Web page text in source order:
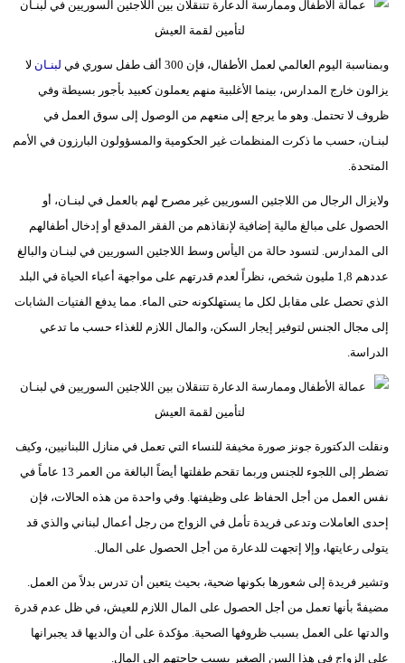
وبمناسبة اليوم العالمي لعمل الأطفال، فإن 300 ألف طفل سوري في لبنـان لا
يزالون خارج المدارس، بينما الأغلبية منهم يعملون كعبيد بأجور بسيطة وفي
ظروف لا تحتمل. وهو ما يرجع إلى منعهم من الوصول إلى سوق العمل في
لبنـان، حسب ما ذكرت المنظمات غير الحكومية والمسؤولون البارزون في الأمم
المتحدة.
ولايزال الرجال من اللاجئين السوريين غير مصرح لهم بالعمل في لبنـان، أو
الحصول على مبالغ مالية إضافية لإنقاذهم من الفقر المدقع أو إدخال أطفالهم
الى المدارس. لتسود حالة من اليأس وسط اللاجئين السوريين في لبنـان والبالغ
عددهم 1,8 مليون شخص، نظراً لعدم قدرتهم على مواجهة أعباء الحياة في البلد
الذي تحصل على مقابل لكل ما يستهلكونه حتى الماء. مما يدفع الفتيات الشابات
إلى مجال الجنس لتوفير إيجار السكن، والمال اللازم للغذاء حسب ما تدعي
الدراسة.
ونقلت الدكتورة جونز صورة مخيفة للنساء التي تعمل في منازل اللبنانيين، وكيف
تضطر إلى اللجوء للجنس وربما تقحم طفلتها أيضاً البالغة من العمر 13 عاماً في
نفس العمل من أجل الحفاظ على وظيفتها. وفي واحدة من هذه الحالات، فإن
إحدى العاملات وتدعى فريدة تأمل في الزواج من رجل أعمال لبناني والذي قد
يتولى رعايتها، وإلا إتجهت للدعارة من أجل الحصول على المال.
وتشير فريدة إلى شعورها بكونها ضحية، بحيث يتعين أن تدرس بدلاً من العمل.
مضيفةً بأنها تعمل من أجل الحصول على المال اللازم للعيش، في ظل عدم قدرة
والدتها على العمل بسبب ظروفها الصحية. مؤكدة على أن والديها قد يجبرانها
على الزواج في هذا السن الصغير بسبب حاجتهم إلى المال.